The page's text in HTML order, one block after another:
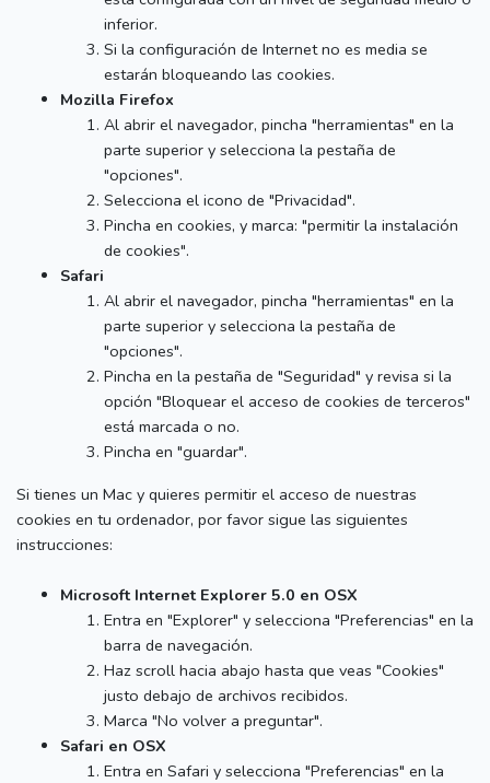
inferior.
Si la configuración de Internet no es media se
estarán bloqueando las cookies.
Mozilla Firefox
Al abrir el navegador, pincha "herramientas" en la
parte superior y selecciona la pestaña de
"opciones".
Selecciona el icono de "Privacidad".
Pincha en cookies, y marca: "permitir la instalación
de cookies".
Safari
Al abrir el navegador, pincha "herramientas" en la
parte superior y selecciona la pestaña de
"opciones".
Pincha en la pestaña de "Seguridad" y revisa si la
opción "Bloquear el acceso de cookies de terceros"
está marcada o no.
Pincha en "guardar".
Si tienes un Mac y quieres permitir el acceso de nuestras
cookies en tu ordenador, por favor sigue las siguientes
instrucciones:
Microsoft Internet Explorer 5.0 en OSX
Entra en "Explorer" y selecciona "Preferencias" en la
barra de navegación.
Haz scroll hacia abajo hasta que veas "Cookies"
justo debajo de archivos recibidos.
Marca "No volver a preguntar".
Safari en OSX
Entra en Safari y selecciona "Preferencias" en la